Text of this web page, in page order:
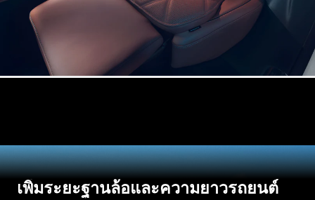
G-Class
ออกแบบ
รถยนต์
คูเป้
เพิ่มระยะฐานล้อและความยาวรถยนต์